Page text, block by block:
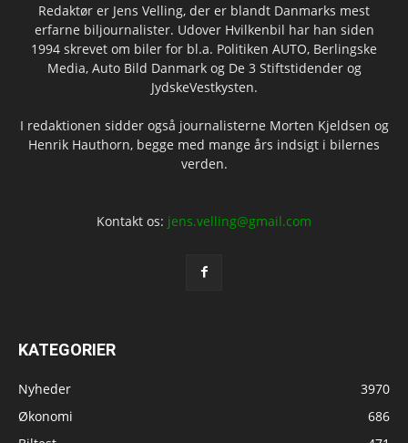
Redaktør er Jens Velling, der er blandt Danmarks mest
erfarne biljournalister. Udover Hvilkenbil har han siden
1994 skrevet om biler for bl.a. Politiken AUTO, Berlingske
Media, Auto Bild Danmark og De 3 Stiftstidender og
JydskeVestkysten.
I redaktionen sidder også journalisterne Morten Kjeldsen og
Henrik Hauthorn, begge med mange års indsigt i bilernes
verden.
Kontakt os: jens.velling@gmail.com
KATEGORIER
Nyheder
3970
Økonomi
686